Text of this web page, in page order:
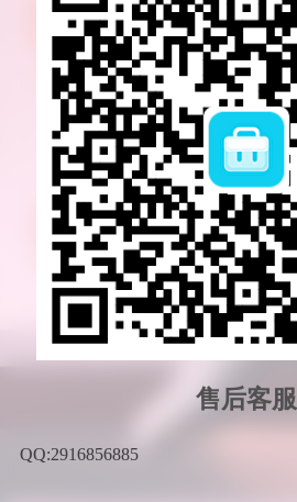
售后客服
QQ:2916856885